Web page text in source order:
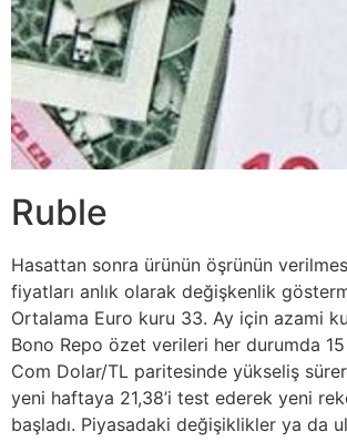
Ruble
Hasattan sonra ürünün öşrünün
fiyatları anlık olarak değişkenlik
Ortalama Euro kuru 33. Ay için azami
Bono Repo özet verileri her durumda
Com Dolar/TL paritesinde yükseliş
yeni haftaya 21,38’i test ederek yeni
başladı. Piyasadaki değişiklikler ya da